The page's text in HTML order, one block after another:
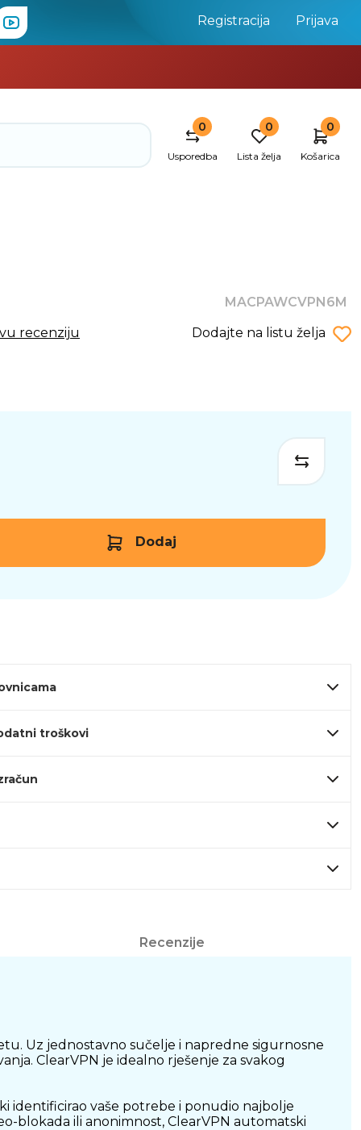
Registracija Prijava
0
Usporedba
0
Lista želja
0
Košarica
MACPAWCVPN6M
recenziju
Dodajte na listu želja
Dodaj
troškovi
Recenzije
Uz jednostavno sučelje i napredne sigurnosne
ClearVPN je idealno rješenje za svakog
identificirao vaše potrebe i ponudio najbolje
blokada ili anonimnost, ClearVPN automatski